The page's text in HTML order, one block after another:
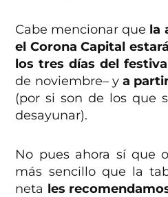
Cabe mencionar que la
el Corona Capital
los tres días del
de noviembre– y a
(por si son de los que
desayunar).
No pues ahora sí que
más sencillo que la
neta les